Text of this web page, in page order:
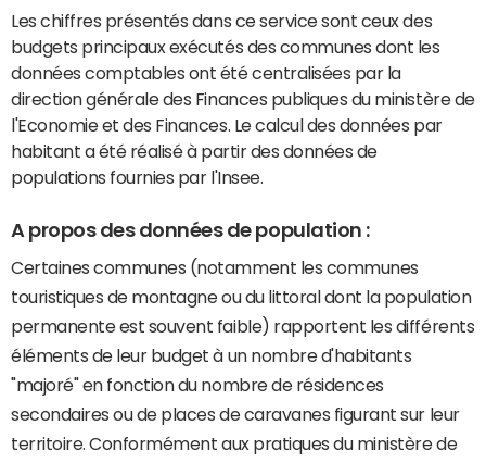
Les chiffres présentés dans ce service sont ceux des
budgets principaux exécutés des communes dont les
données comptables ont été centralisées par la
direction générale des Finances publiques du ministère de
l'Economie et des Finances. Le calcul des données par
habitant a été réalisé à partir des données de
populations fournies par l'Insee.
A propos des données de population :
Certaines communes (notamment les communes
touristiques de montagne ou du littoral dont la population
permanente est souvent faible) rapportent les différents
éléments de leur budget à un nombre d'habitants
"majoré" en fonction du nombre de résidences
secondaires ou de places de caravanes figurant sur leur
territoire. Conformément aux pratiques du ministère de